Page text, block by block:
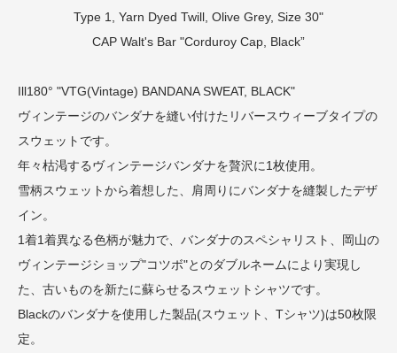
Type 1, Yarn Dyed Twill, Olive Grey, Size 30"
CAP Walt's Bar "Corduroy Cap, Black”
Ill180° "VTG(Vintage) BANDANA SWEAT, BLACK"
ヴィンテージのバンダナを縫い付けたリバースウィーブタイプの
スウェットです。
年々枯渇するヴィンテージバンダナを贅沢に1枚使用。
雪柄スウェットから着想した、肩周りにバンダナを縫製したデザ
イン。
1着1着異なる色柄が魅力で、バンダナのスペシャリスト、岡山の
ヴィンテージショップ"コツボ"とのダブルネームにより実現し
た、古いものを新たに蘇らせるスウェットシャツです。
Blackのバンダナを使用した製品(スウェット、Tシャツ)は50枚限
定。